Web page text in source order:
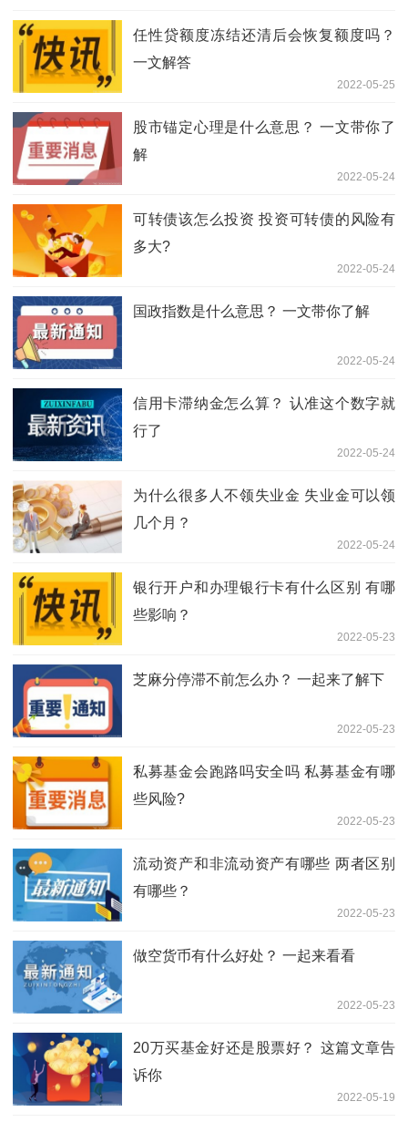
任性贷额度冻结还清后会恢复额度吗？
一文解答
2022-05-25
股市锚定心理是什么意思？ 一文带你了
解
2022-05-24
可转债该怎么投资 投资可转债的风险有
多大?
2022-05-24
国政指数是什么意思？ 一文带你了解
2022-05-24
信用卡滞纳金怎么算？ 认准这个数字就
行了
2022-05-24
为什么很多人不领失业金 失业金可以领
几个月？
2022-05-24
银行开户和办理银行卡有什么区别 有哪
些影响？
2022-05-23
芝麻分停滞不前怎么办？ 一起来了解下
2022-05-23
私募基金会跑路吗安全吗 私募基金有哪
些风险?
2022-05-23
流动资产和非流动资产有哪些 两者区别
有哪些？
2022-05-23
做空货币有什么好处？ 一起来看看
2022-05-23
20万买基金好还是股票好？ 这篇文章告
诉你
2022-05-19